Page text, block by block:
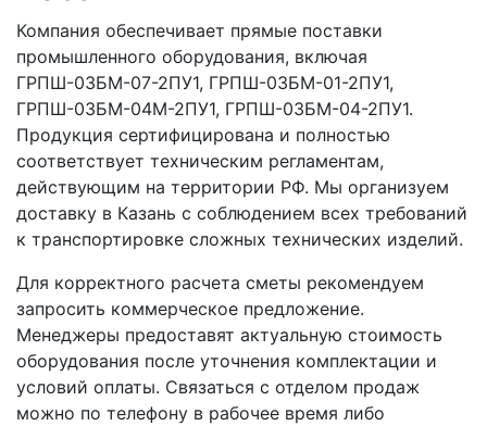
Компания обеспечивает прямые поставки
промышленного оборудования, включая
ГРПШ-03БМ-07-2ПУ1, ГРПШ-03БМ-01-2ПУ1,
ГРПШ-03БМ-04М-2ПУ1, ГРПШ-03БМ-04-2ПУ1.
Продукция сертифицирована и полностью
соответствует техническим регламентам,
действующим на территории РФ. Мы организуем
доставку в Казань с соблюдением всех требований
к транспортировке сложных технических изделий.
Для корректного расчета сметы рекомендуем
запросить коммерческое предложение.
Менеджеры предоставят актуальную стоимость
оборудования после уточнения комплектации и
условий оплаты. Связаться с отделом продаж
можно по телефону в рабочее время либо